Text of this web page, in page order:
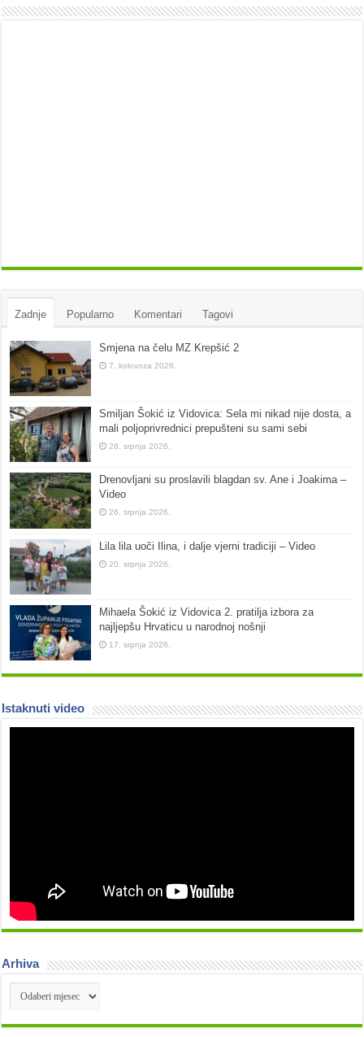
Zadnje Popularno Komentari Tagovi
Smjena na čelu MZ Krepšić 2
7. kolovoza 2026.
Smiljan Šokić iz Vidovica: Sela mi nikad nije dosta, a
mali poljoprivrednici prepušteni su sami sebi
28. srpnja 2026.
Drenovljani su proslavili blagdan sv. Ane i Joakima –
Video
26. srpnja 2026.
Lila lila uoči Ilina, i dalje vjerni tradiciji – Video
20. srpnja 2026.
Mihaela Šokić iz Vidovica 2. pratilja izbora za
najljepšu Hrvaticu u narodnoj nošnji
17. srpnja 2026.
Istaknuti video
Arhiva
Arhiva